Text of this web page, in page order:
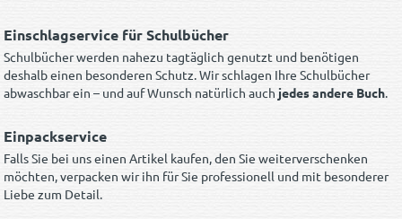
Einschlagservice für Schulbücher
Schulbücher werden nahezu tagtäglich genutzt und benötigen
deshalb einen besonderen Schutz. Wir schlagen Ihre Schulbücher
abwaschbar ein – und auf Wunsch natürlich auchjedes andere Buch.
Einpackservice
Falls Sie bei uns einen Artikel kaufen, den Sie weiterverschenken
möchten, verpacken wir ihn für Sie professionell und mit besonderer
Liebe zum Detail.